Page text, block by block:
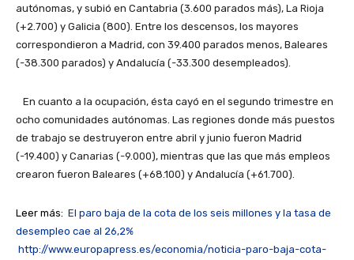
autónomas, y subió en Cantabria (3.600 parados más), La Rioja
(+2.700) y Galicia (800). Entre los descensos, los mayores
correspondieron a Madrid, con 39.400 parados menos, Baleares
(-38.300 parados) y Andalucía (-33.300 desempleados).
En cuanto a la ocupación, ésta cayó en el segundo trimestre en
ocho comunidades autónomas. Las regiones donde más puestos
de trabajo se destruyeron entre abril y junio fueron Madrid
(-19.400) y Canarias (-9.000), mientras que las que más empleos
crearon fueron Baleares (+68.100) y Andalucía (+61.700).
Leer más: El paro baja de la cota de los seis millones y la tasa de
desempleo cae al 26,2%
http://www.europapress.es/economia/noticia-paro-baja-cota-